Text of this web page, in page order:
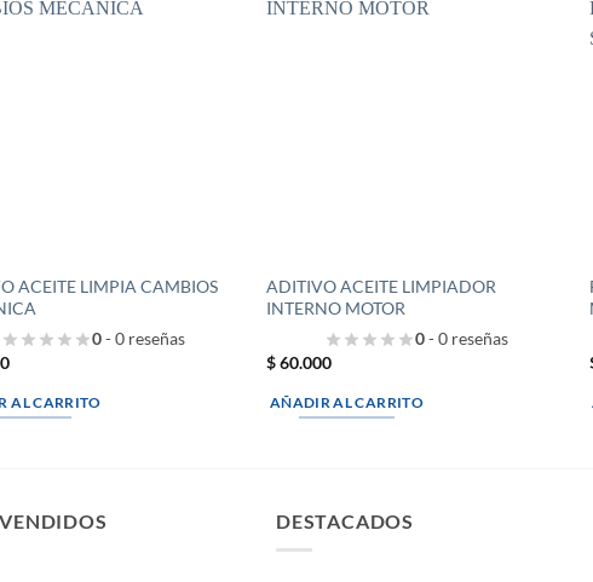
ACEITE LIMPIA CAMBIOS
0- 0 reseñas
AL CARRITO
ADITIVO ACEITE LIMPIADOR
INTERNO MOTOR
0- 0 reseñas
$60.000
AÑADIR AL CARRITO
DESTACADOS